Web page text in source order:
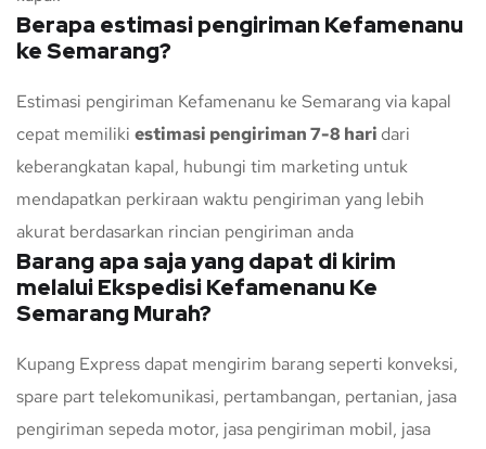
Berapa estimasi pengiriman Kefamenanu
ke Semarang?
Estimasi pengiriman Kefamenanu ke Semarang via kapal
cepat memiliki estimasi pengiriman 7-8 hari dari
keberangkatan kapal, hubungi tim marketing untuk
mendapatkan perkiraan waktu pengiriman yang lebih
akurat berdasarkan rincian pengiriman anda
Barang apa saja yang dapat di kirim
melalui Ekspedisi Kefamenanu Ke
Semarang Murah?
Kupang Express dapat mengirim barang seperti konveksi,
spare part telekomunikasi, pertambangan, pertanian, jasa
pengiriman sepeda motor, jasa pengiriman mobil, jasa